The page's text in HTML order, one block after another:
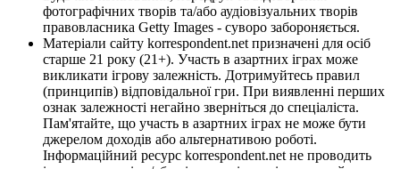
фотографічних творів та/або аудіовізуальних творів
правовласника Getty Images - суворо забороняється.
Матеріали сайту korrespondent.net призначені для осіб
старше 21 року (21+). Участь в азартних іграх може
викликати ігрову залежність. Дотримуйтесь правил
(принципів) відповідальної гри. При виявленні перших
ознак залежності негайно зверніться до спеціаліста.
Пам'ятайте, що участь в азартних іграх не може бути
джерелом доходів або альтернативою роботі.
Інформаційний ресурс korrespondent.net не проводить